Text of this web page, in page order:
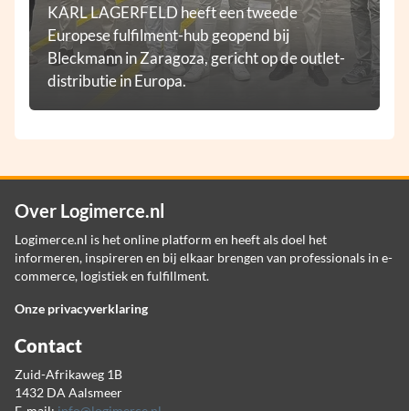
KARL LAGERFELD heeft een tweede
Europese fulfilment-hub geopend bij
Bleckmann in Zaragoza, gericht op de outlet-
distributie in Europa.
Over Logimerce.nl
Logimerce.nl is het online platform en heeft als doel het
informeren, inspireren en bij elkaar brengen van professionals in e-
commerce, logistiek en fulfillment.
Onze privacyverklaring
Contact
Zuid-Afrikaweg 1B
1432 DA Aalsmeer